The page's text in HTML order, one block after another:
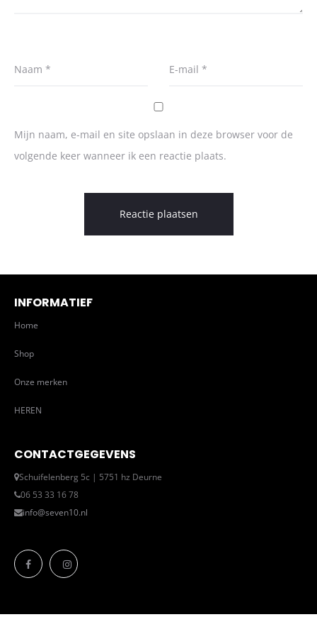
Naam * E-mail *
Mijn naam, e-mail en site opslaan in deze browser voor de
volgende keer wanneer ik een reactie plaats.
INFORMATIEF
Home
Shop
Onze merken
HEREN
CONTACTGEGEVENS
Schuifelenberg 5c | 5751 hz Deurne
06 53 33 16 78
info@seven10.nl